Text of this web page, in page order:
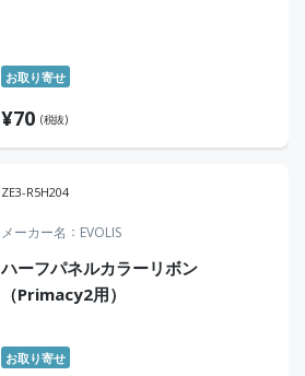
お取り寄せ
¥70 (税抜)
ZE3-R5H204
メーカー名 EVOLIS
ハーフパネルカラーリボン
（Primacy2用）
お取り寄せ